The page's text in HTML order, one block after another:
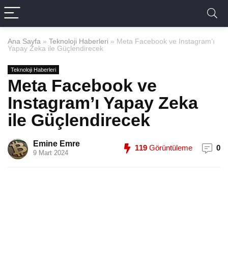
Ana Sayfa » Teknoloji Haberleri » Meta Facebook ve Instagram’ı
Yapay Zeka ile Güçlendirecek
Teknoloji Haberleri
Meta Facebook ve
Instagram’ı Yapay Zeka
ile Güçlendirecek
Emine Emre
9 Mart 2024
119 Görüntüleme 0